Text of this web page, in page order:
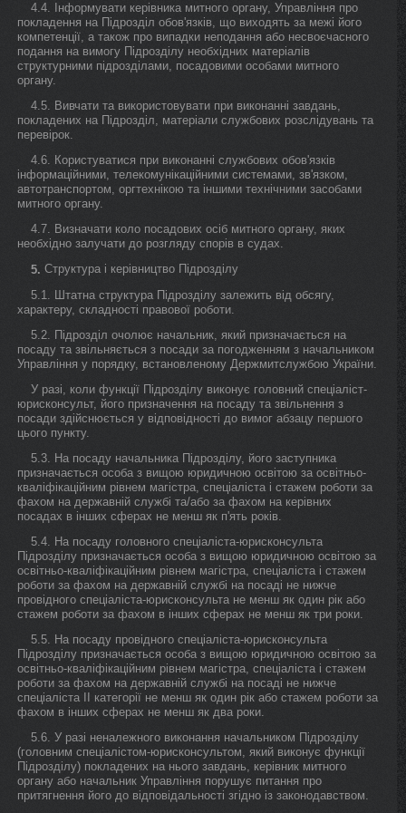
4.4. Інформувати керівника митного органу, Управління про
покладення на Підрозділ обов'язків, що виходять за межі його
компетенції, а також про випадки неподання або несвоєчасного
подання на вимогу Підрозділу необхідних матеріалів
структурними підрозділами, посадовими особами митного
органу.
4.5. Вивчати та використовувати при виконанні завдань,
покладених на Підрозділ, матеріали службових розслідувань та
перевірок.
4.6. Користуватися при виконанні службових обов'язків
інформаційними, телекомунікаційними системами, зв'язком,
автотранспортом, оргтехнікою та іншими технічними засобами
митного органу.
4.7. Визначати коло посадових осіб митного органу, яких
необхідно залучати до розгляду спорів в судах.
5. Структура і керівництво Підрозділу
5.1. Штатна структура Підрозділу залежить від обсягу,
характеру, складності правової роботи.
5.2. Підрозділ очолює начальник, який призначається на
посаду та звільняється з посади за погодженням з начальником
Управління у порядку, встановленому Держмитслужбою України.
У разі, коли функції Підрозділу виконує головний спеціаліст-
юрисконсульт, його призначення на посаду та звільнення з
посади здійснюється у відповідності до вимог абзацу першого
цього пункту.
5.3. На посаду начальника Підрозділу, його заступника
призначається особа з вищою юридичною освітою за освітньо-
кваліфікаційним рівнем магістра, спеціаліста і стажем роботи за
фахом на державній службі та/або за фахом на керівних
посадах в інших сферах не менш як п'ять років.
5.4. На посаду головного спеціаліста-юрисконсульта
Підрозділу призначається особа з вищою юридичною освітою за
освітньо-кваліфікаційним рівнем магістра, спеціаліста і стажем
роботи за фахом на державній службі на посаді не нижче
провідного спеціаліста-юрисконсульта не менш як один рік або
стажем роботи за фахом в інших сферах не менш як три роки.
5.5. На посаду провідного спеціаліста-юрисконсульта
Підрозділу призначається особа з вищою юридичною освітою за
освітньо-кваліфікаційним рівнем магістра, спеціаліста і стажем
роботи за фахом на державній службі на посаді не нижче
спеціаліста II категорії не менш як один рік або стажем роботи за
фахом в інших сферах не менш як два роки.
5.6. У разі неналежного виконання начальником Підрозділу
(головним спеціалістом-юрисконсультом, який виконує функції
Підрозділу) покладених на нього завдань, керівник митного
органу або начальник Управління порушує питання про
притягнення його до відповідальності згідно із законодавством.